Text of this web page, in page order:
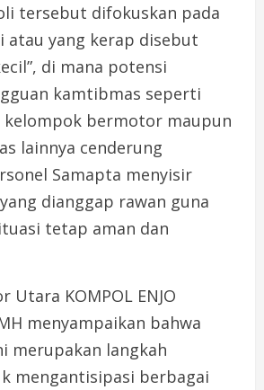
tersebut difokuskan pada
atau yang kerap disebut
di mana potensi
kamtibmas seperti
bermotor maupun
lainnya cenderung
Samapta menyisir
dianggap rawan guna
tetap aman dan
Utara KOMPOL ENJO
MH menyampaikan bahwa
merupakan langkah
mengantisipasi berbagai